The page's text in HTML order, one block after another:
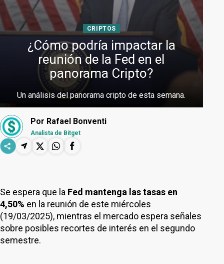
CRIPTOS
¿Cómo podría impactar la
reunión de la Fed en el
panorama Cripto?
Un análisis del panorama cripto de esta semana.
Por Rafael Bonventi
Analista de Bitget
Se espera que la Fed mantenga las tasas en
4,50% en la reunión de este miércoles
(19/03/2025), mientras el mercado espera señales
sobre posibles recortes de interés en el segundo
semestre.